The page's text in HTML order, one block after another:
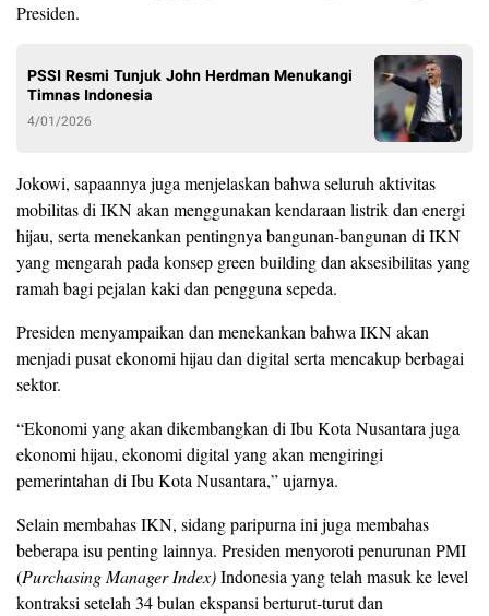
Presiden.
PSSI Resmi Tunjuk John Herdman Menukangi
Timnas Indonesia
4/01/2026
Jokowi, sapaannya juga menjelaskan bahwa seluruh aktivitas
mobilitas di IKN akan menggunakan kendaraan listrik dan energi
hijau, serta menekankan pentingnya bangunan-bangunan di IKN
yang mengarah pada konsep green building dan aksesibilitas yang
ramah bagi pejalan kaki dan pengguna sepeda.
Presiden menyampaikan dan menekankan bahwa IKN akan
menjadi pusat ekonomi hijau dan digital serta mencakup berbagai
sektor.
“Ekonomi yang akan dikembangkan di Ibu Kota Nusantara juga
ekonomi hijau, ekonomi digital yang akan mengiringi
pemerintahan di Ibu Kota Nusantara,” ujarnya.
Selain membahas IKN, sidang paripurna ini juga membahas
beberapa isu penting lainnya. Presiden menyoroti penurunan PMI
(Purchasing Manager Index)Indonesia yang telah masuk ke level
kontraksi setelah 34 bulan ekspansi berturut-turut dan